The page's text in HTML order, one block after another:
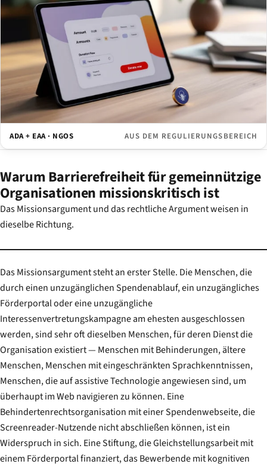
ADA + EAA · NGOS AUS DEM REGULIERUNGSBEREICH
Warum Barrierefreiheit für gemeinnützige
Organisationen missionskritisch ist
Das Missionsargument und das rechtliche Argument weisen in
dieselbe Richtung.
Das Missionsargument steht an erster Stelle. Die Menschen, die
durch einen unzugänglichen Spendenablauf, ein unzugängliches
Förderportal oder eine unzugängliche
Interessenvertretungskampagne am ehesten ausgeschlossen
werden, sind sehr oft dieselben Menschen, für deren Dienst die
Organisation existiert — Menschen mit Behinderungen, ältere
Menschen, Menschen mit eingeschränkten Sprachkenntnissen,
Menschen, die auf assistive Technologie angewiesen sind, um
überhaupt im Web navigieren zu können. Eine
Behindertenrechtsorganisation mit einer Spendenwebseite, die
Screenreader-Nutzende nicht abschließen können, ist ein
Widerspruch in sich. Eine Stiftung, die Gleichstellungsarbeit mit
einem Förderportal finanziert, das Bewerbende mit kognitiven